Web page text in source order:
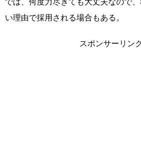
では、何度力尽きても大丈夫なので
い理由で採用される場合もある。
スポンサーリン